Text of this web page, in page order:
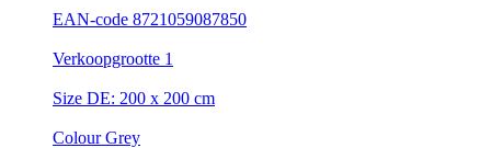
EAN-code 8721059087850
Verkoopgrootte 1
Size DE: 200 x 200 cm
Colour Grey